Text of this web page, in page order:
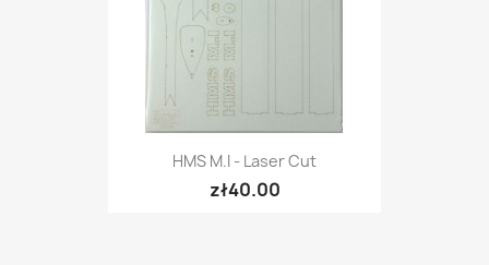
HMS M.I - Laser Cut
zł40.00